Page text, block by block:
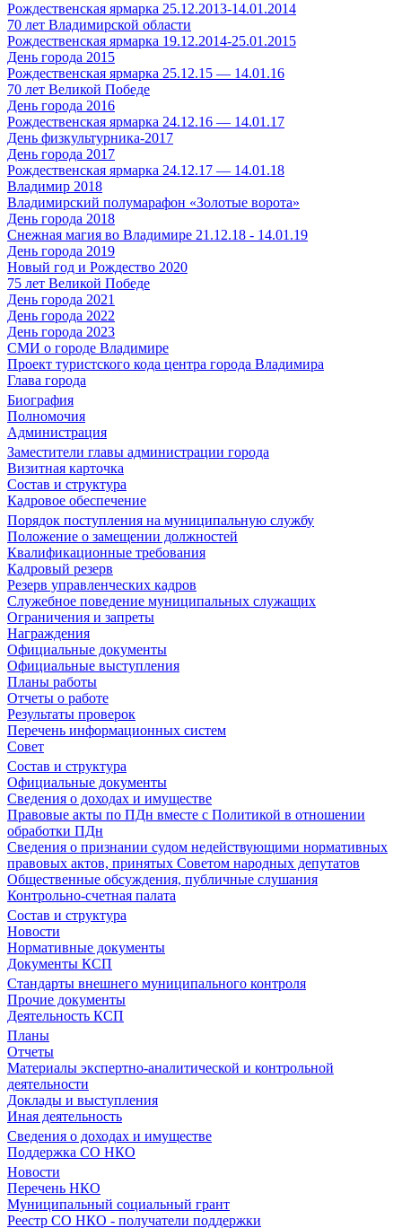
Рождественская ярмарка 25.12.2013-14.01.2014
70 лет Владимирской области
Рождественская ярмарка 19.12.2014-25.01.2015
День города 2015
Рождественская ярмарка 25.12.15 — 14.01.16
70 лет Великой Победе
День города 2016
Рождественская ярмарка 24.12.16 — 14.01.17
День физкультурника-2017
День города 2017
Рождественская ярмарка 24.12.17 — 14.01.18
Владимир 2018
Владимирский полумарафон «Золотые ворота»
День города 2018
Снежная магия во Владимире 21.12.18 - 14.01.19
День города 2019
Новый год и Рождество 2020
75 лет Великой Победе
День города 2021
День города 2022
День города 2023
СМИ о городе Владимире
Проект туристского кода центра города Владимира
Глава города
Биография
Полномочия
Администрация
Заместители главы администрации города
Визитная карточка
Состав и структура
Кадровое обеспечение
Порядок поступления на муниципальную службу
Положение о замещении должностей
Квалификационные требования
Кадровый резерв
Резерв управленческих кадров
Служебное поведение муниципальных служащих
Ограничения и запреты
Награждения
Официальные документы
Официальные выступления
Планы работы
Отчеты о работе
Результаты проверок
Перечень информационных систем
Совет
Состав и структура
Официальные документы
Сведения о доходах и имуществе
Правовые акты по ПДн вместе с Политикой в отношении
обработки ПДн
Сведения о признании судом недействующими нормативных
правовых актов, принятых Советом народных депутатов
Общественные обсуждения, публичные слушания
Контрольно-счетная палата
Состав и структура
Новости
Нормативные документы
Документы КСП
Стандарты внешнего муниципального контроля
Прочие документы
Деятельность КСП
Планы
Отчеты
Материалы экспертно-аналитической и контрольной
деятельности
Доклады и выступления
Иная деятельность
Сведения о доходах и имуществе
Поддержка СО НКО
Новости
Перечень НКО
Муниципальный социальный грант
Реестр СО НКО - получатели поддержки